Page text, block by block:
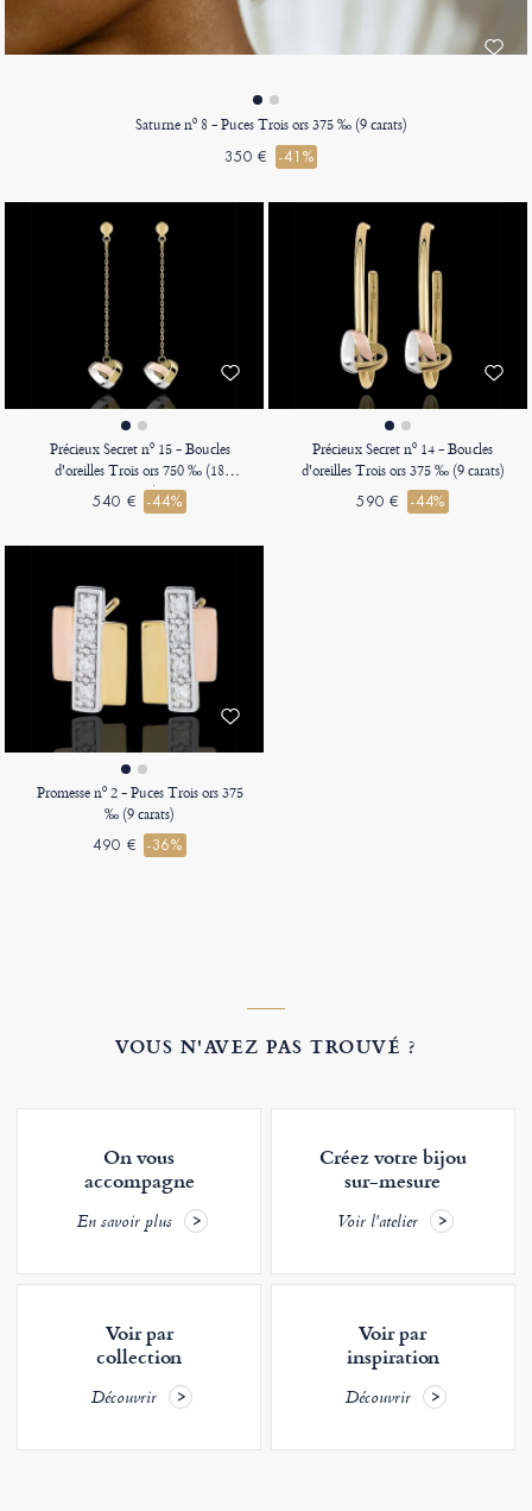
Saturne nº 8 - Puces Trois ors 375 ‰ (9 carats)
350 € -41%
Précieux Secret nº 15 - Boucles
d'oreilles Trois ors 750 ‰ (18
carats)
540 € -44%
Précieux Secret nº 14 - Boucles
d'oreilles Trois ors 375 ‰ (9 carats)
590 € -44%
Promesse nº 2 - Puces Trois ors 375
‰ (9 carats)
490 € -36%
VOUS N'AVEZ PAS TROUVÉ ?
On vous
accompagne
En savoir plus
Créez votre bijou
sur-mesure
Voir l'atelier
Voir par
collection
Découvrir
Voir par
inspiration
Découvrir